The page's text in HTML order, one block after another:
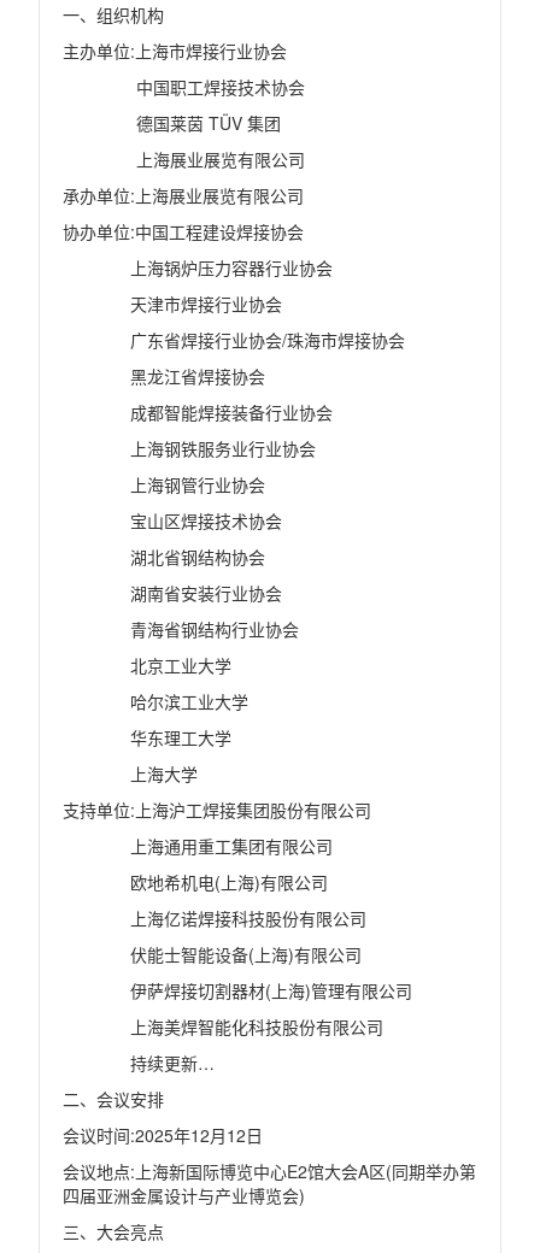
一、组织机构
主办单位: 上海市焊接行业协会
中国职工焊接技术协会
德国莱茵 TÜV 集团
上海展业展览有限公司
承办单位: 上海展业展览有限公司
协办单位:中国工程建设焊接协会
上海锅炉压力容器行业协会
天津市焊接行业协会
广东省焊接行业协会/珠海市焊接协会
黑龙江省焊接协会
成都智能焊接装备行业协会
上海钢铁服务业行业协会
上海钢管行业协会
宝山区焊接技术协会
湖北省钢结构协会
湖南省安装行业协会
青海省钢结构行业协会
北京工业大学
哈尔滨工业大学
华东理工大学
上海大学
支持单位: 上海沪工焊接集团股份有限公司
上海通用重工集团有限公司
欧地希机电( 上海)有限公司
上海亿诺焊接科技股份有限公司
伏能士智能设备( 上海)有限公司
伊萨焊接切割器材( 上海)管理有限公司
上海美焊智能化科技股份有限公司
持续更新…
二、会议安排
会议时间:2025年12月12日
会议地点: 上海新国际博览中心E2馆大会A区(同期举办第
四届亚洲金属设计与产业博览会)
三、大会亮点